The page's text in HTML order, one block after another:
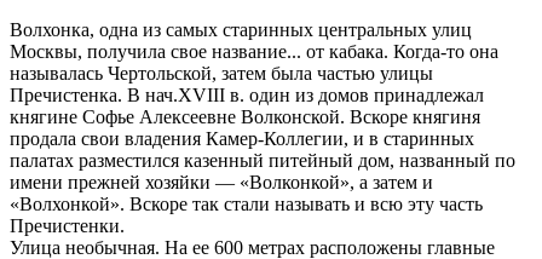
Волхонка, одна из самых старинных центральных улиц
Москвы, получила свое название... от кабака. Когда-то она
называлась Чертольской, затем была частью улицы
Пречистенка. В нач.XVIII в. один из домов принадлежал
княгине Софье Алексеевне Волконской. Вскоре княгиня
продала свои владения Камер-Коллегии, и в старинных
палатах разместился казенный питейный дом, названный по
имени прежней хозяйки — «Волконкой», а затем и
«Волхонкой». Вскоре так стали называть и всю эту часть
Пречистенки.
Улица необычная. На ее 600 метрах расположены главные